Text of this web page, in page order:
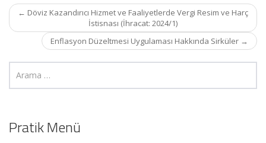
Post
navigation
← Döviz Kazandırıcı Hizmet ve Faaliyetlerde Vergi Resim ve Harç
İstisnası (İhracat: 2024/1)
Enflasyon Düzeltmesi Uygulaması Hakkında Sirküler →
Pratik Menü